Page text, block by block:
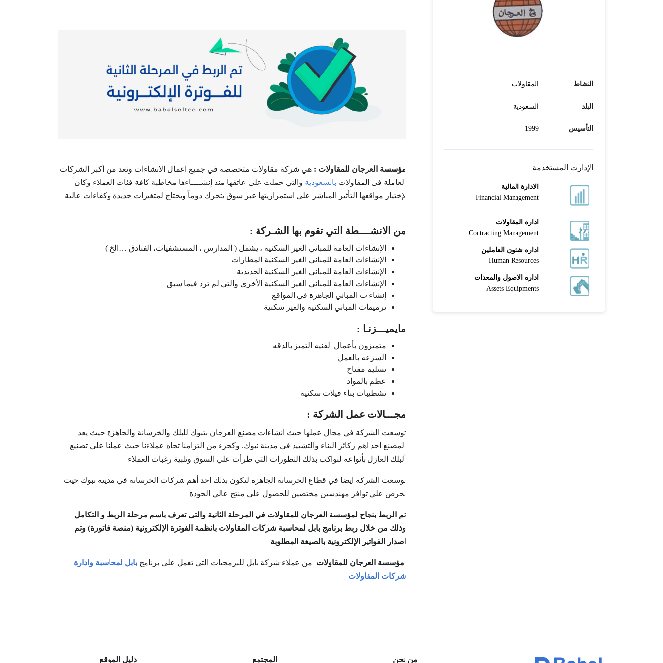
النشاط المقاولات
البلد السعودية
التأسيس 1999
الإدارت المستخدمة
الادارة المالية
Financial Management
اداره المقاولات
Contracting Management
اداره شئون العاملين
Human Resources
اداره الاصول والمعدات
Assets Equipments
مؤسسة العرجان للمقاولات : هي شركة مقاولات متخصصه في جميع اعمال الانشاءات وتعد من أكبر الشركات
العاملة فى المقاولات بالسعودية والتي حملت على عاتقها منذ إنشــــاءها مخاطبة كافة فئات العملاء وكان
لإختيار مواقعها التأثير المباشر على استمراريتها عبر سوق يتحرك دوماً ويحتاج لمتغيرات جديدة وكفاءات عالية
من الانشــــطة التي تقوم بها الشـركة :
الإنشاءات العامة للمباني الغير السكنية ، يشمل ( المدارس ، المستشفيات، الفنادق …الخ )
الإنشاءات العامة للمباني الغير السكنية المطارات
الإنشاءات العامة للمباني الغير السكنية الحديدية
الإنشاءات العامة للمباني الغير السكنية الأخرى والتي لم ترد فيما سبق
إنشاءات المباني الجاهزة في المواقع
ترميمات المباني السكنية والغير سكنية
مايميـــزنـا :
متميزون بأعمال الفنيه التميز بالدقه
السرعه بالعمل
تسليم مفتاح
عظم بالمواد
تشطيبات بناء فيلات سكنية
مجـــالات عمل الشركة :
توسعت الشركة في مجال عملها حيث انشاءات مصنع العرجان بتبوك للبلك والخرسانة والجاهزة حيث يعد
المصنع احد اهم ركائز البناء والتشييد فى مدينة تبوك. وكجزء من التزامنا تجاه عملاءنا حيث عملنا علي تصنيع
ألبلك العازل بأنواعه لنواكب بذلك التطورات التي طرأت علي السوق وتلبية رغبات العملاء
توسعت الشركة ايضا في قطاع الخرسانة الجاهزة لتكون بذلك احد أهم شركات الخرسانة في مدينة تبوك حيث
نحرص علي توافر مهندسين مختصين للحصول علي منتج عالي الجودة
تم الربط بنجاح لمؤسسة العرجان للمقاولات في المرحلة الثانية والتى تعرف باسم مرحلة الربط و التكامل
وذلك من خلال ربط برنامج بابل لمحاسبة شركات المقاولات بانظمة الفوترة الإلكترونية (منصة فاتورة) وتم
اصدار الفواتير الإلكترونية بالصيغة المطلوبة
مؤسسة العرجان للمقاولات من عملاء شركة بابل للبرمجيات التى تعمل على برنامج بابل لمحاسبة وادارة
شركات المقاولات
من نحن المجتمع دليل الموقع